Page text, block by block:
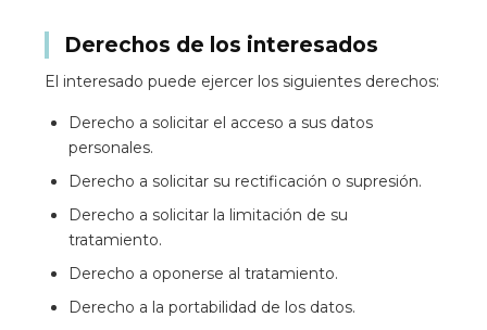
Derechos de los interesados
El interesado puede ejercer los siguientes derechos:
Derecho a solicitar el acceso a sus datos
personales.
Derecho a solicitar su rectificación o supresión.
Derecho a solicitar la limitación de su
tratamiento.
Derecho a oponerse al tratamiento.
Derecho a la portabilidad de los datos.